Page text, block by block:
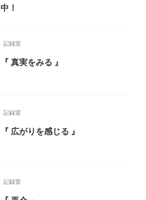
中！
記録室
『 真実をみる 』
記録室
『 広がりを感じる 』
記録室